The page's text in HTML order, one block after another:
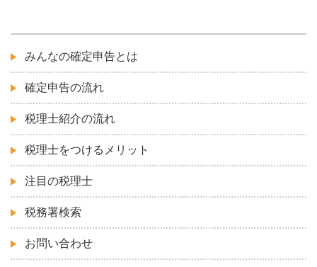
みんなの確定申告とは
確定申告の流れ
税理士紹介の流れ
税理士をつけるメリット
注目の税理士
税務署検索
お問い合わせ